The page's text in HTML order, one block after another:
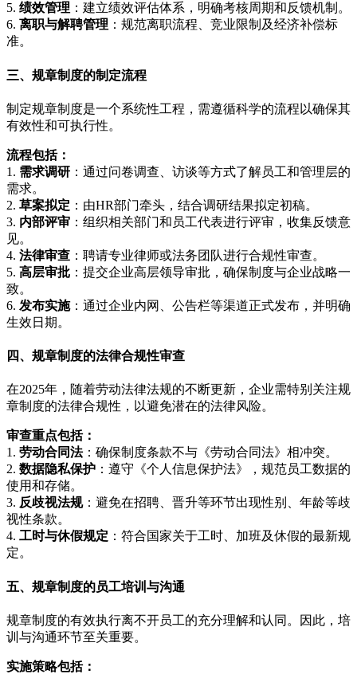
5. 绩效管理 ：建立绩效评估体系，明确考核周期和反馈机制。
6. 离职与解聘管理 ：规范离职流程、竞业限制及经济补偿标
准。
三、规章制度的制定流程
制定规章制度是一个系统性工程，需遵循科学的流程以确保其
有效性和可执行性。
流程包括：
1. 需求调研 ：通过问卷调查、访谈等方式了解员工和管理层的
需求。
2. 草案拟定 ：由HR部门牵头，结合调研结果拟定初稿。
3. 内部评审 ：组织相关部门和员工代表进行评审，收集反馈意
见。
4. 法律审查 ：聘请专业律师或法务团队进行合规性审查。
5. 高层审批 ：提交企业高层领导审批，确保制度与企业战略一
致。
6. 发布实施：通过企业内网、公告栏等渠道正式发布，并明确
生效日期。
四、规章制度的法律合规性审查
在2025年，随着劳动法律法规的不断更新，企业需特别关注规
章制度的法律合规性，以避免潜在的法律风险。
审查重点包括：
1. 劳动合同法：确保制度条款不与《劳动合同法》相冲突。
2. 数据隐私保护 ：遵守《个人信息保护法》，规范员工数据的
使用和存储。
3. 反歧视法规：避免在招聘、晋升等环节出现性别、年龄等歧
视性条款。
4. 工时与休假规定 ：符合国家关于工时、加班及休假的最新规
定。
五、规章制度的员工培训与沟通
规章制度的有效执行离不开员工的充分理解和认同。因此，培
训与沟通环节至关重要。
实施策略包括：